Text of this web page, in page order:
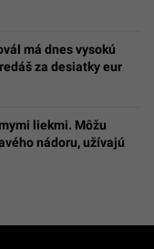
má dnes vysokú
za desiatky eur
liekmi. Môžu
nádoru, užívajú